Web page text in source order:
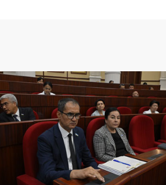
06.08. 2026 11:04
Узбекистане